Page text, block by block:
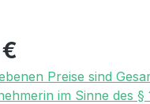
Preise sind
im Sinne des §